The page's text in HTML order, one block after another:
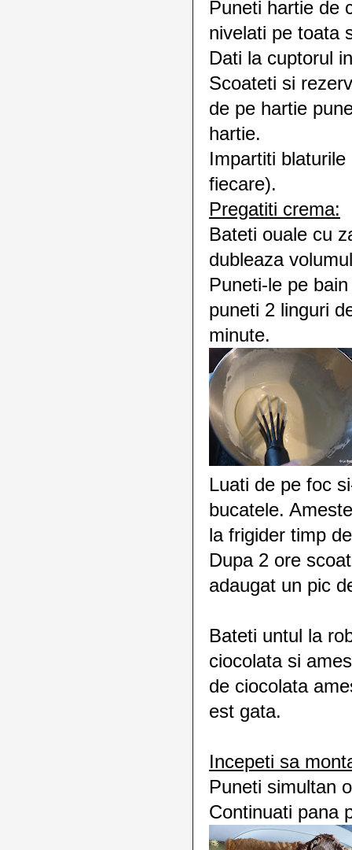
Puneti hartie de
nivelati pe toata
Dati la cuptorul
Scoateti si
de pe hartie
hartie.
Impartiti
fiecare).
Pregatiti crema:
Bateti ouale cu
dubleaza
Puneti-le pe
puneti 2 linguri
minute.
Luati de pe foc
bucatele.
la frigider timp
Dupa 2 ore
adaugat un pic
Bateti untul la
ciocolata si
de ciocolata
est gata.
Incepeti sa
Puneti simultan
Continuati pana